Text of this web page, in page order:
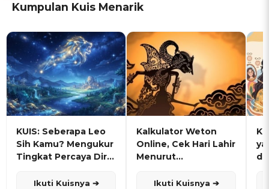
Kumpulan Kuis Menarik
KUIS: Seberapa Leo
Sih Kamu? Mengukur
Tingkat Percaya Diri
Ikuti Kuisnya ➔
Kalkulator Weton
Online, Cek Hari Lahir
Menurut
Ikuti Kuisnya ➔